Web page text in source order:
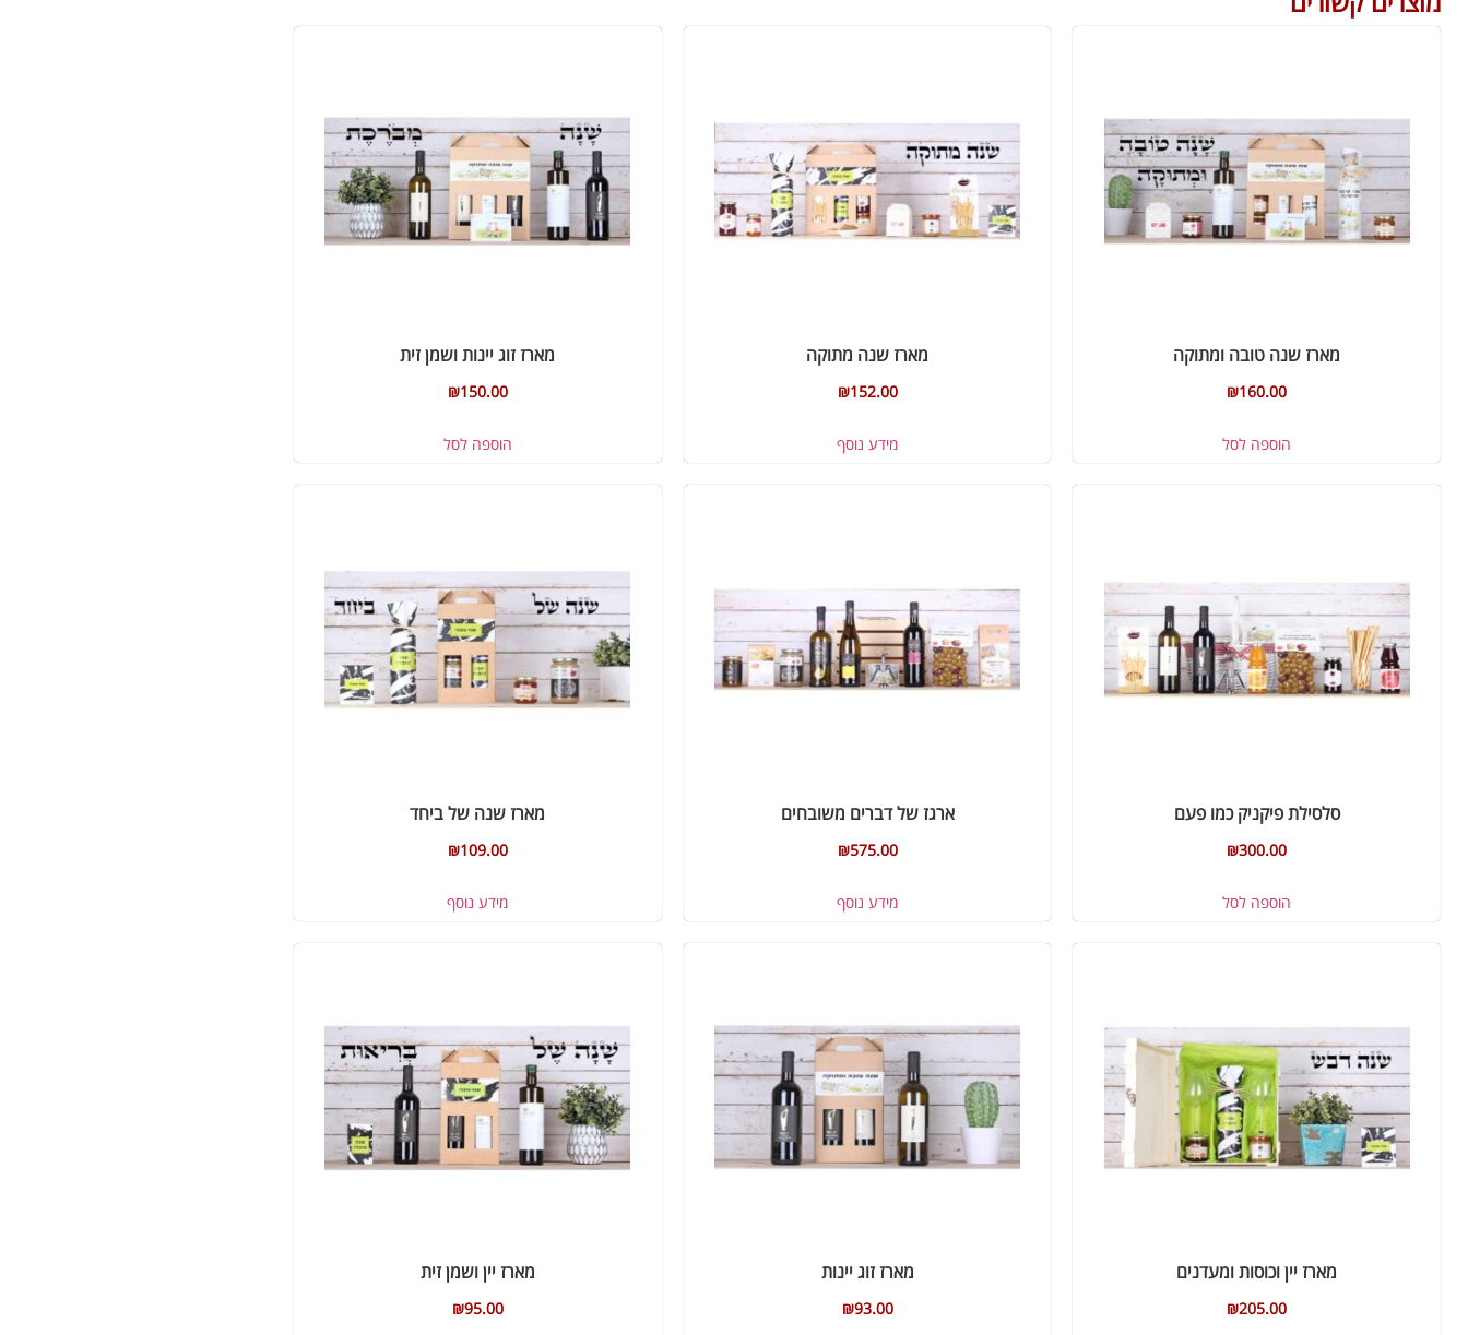
מארז שנה טובה ומתוקה
₪160.00
הוספה לסל
מארז שנה מתוקה
₪152.00
מידע נוסף
מארז זוג יינות ושמן זית
₪150.00
הוספה לסל
סלסילת פיקניק כמו פעם
₪300.00
הוספה לסל
ארגז של דברים משובחים
₪575.00
מידע נוסף
מארז שנה של ביחד
₪109.00
מידע נוסף
מארז יין וכוסות ומעדנים
₪205.00
מארז זוג יינות
₪93.00
מארז יין ושמן זית
₪95.00